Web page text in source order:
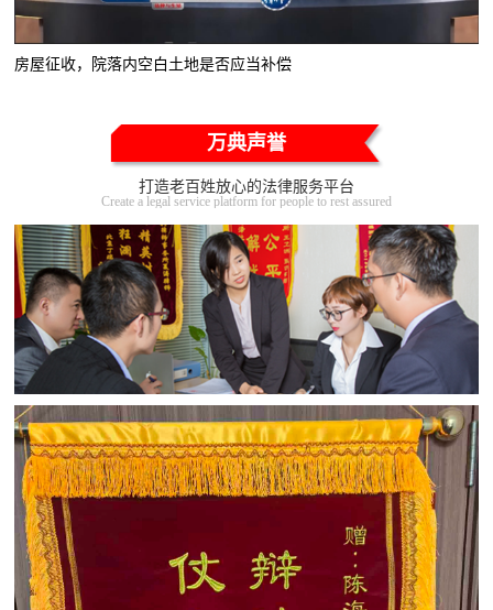
房屋征收，院落内空白土地是否应当补偿
万典声誉
打造老百姓放心的法律服务平台
Create a legal service platform for people to rest assured